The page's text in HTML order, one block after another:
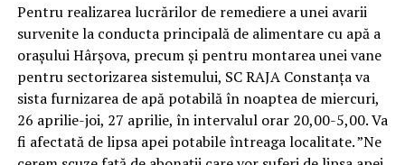
Pentru realizarea lucrărilor de remediere a unei avarii
survenite la conducta principală de alimentare cu apă a
orașului Hârșova, precum și pentru montarea unei vane
pentru sectorizarea sistemului, SC RAJA Constanța va
sista furnizarea de apă potabilă în noaptea de miercuri,
26 aprilie-joi, 27 aprilie, în intervalul orar 20,00-5,00. Va
fi afectată de lipsa apei potabile întreaga localitate. ”Ne